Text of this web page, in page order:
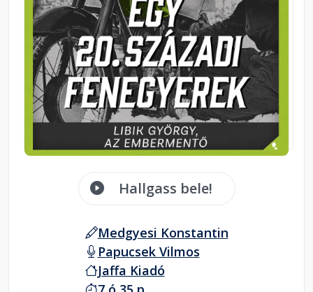
Hallgass bele!
Medgyesi Konstantin
Papucsek Vilmos
Jaffa Kiadó